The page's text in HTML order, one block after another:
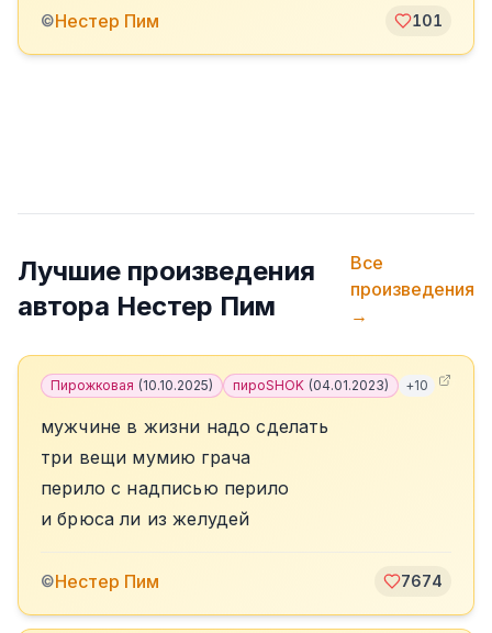
©️Нестер Пим 101
Лучшие произведения
автора ️Нестер Пим
Все
произведения
→
Пирожковая (10.10.2025) пироSHOK (04.01.2023) +10
мужчине в жизни надо сделать
три вещи мумию грача
перило с надписью перило
и брюса ли из желудей
©️Нестер Пим 7674